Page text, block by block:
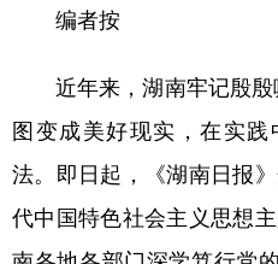
编者按
近年来，湖南牢记殷殷
图变成美好现实，在实
法。即日起，《湖南日报
代中国特色社会主义思想